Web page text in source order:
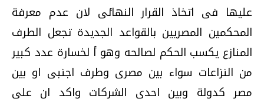
عليها فى اتخاذ القرار النهائى لان عدم معرفة
المحكمين المصريين بالقواعد الجديدة تجعل الطرف
المنازع يكسب الحكم لصالحه وهو أ لخسارة عدد كبير
من النزاعات سواء بين مصرى وطرف اجنبى او بين
مصر كدولة وبين احدى الشركات واكد ان على